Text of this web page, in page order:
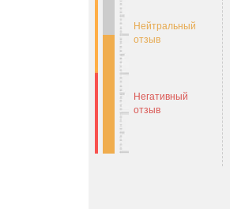
Нейтральный
отзыв
Негативный
отзыв